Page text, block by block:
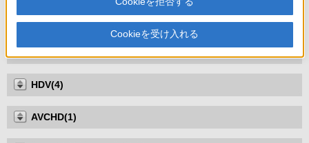
XDCAM(2)
HDV(4)
AVCHD(1)
Cookieを受け入れる